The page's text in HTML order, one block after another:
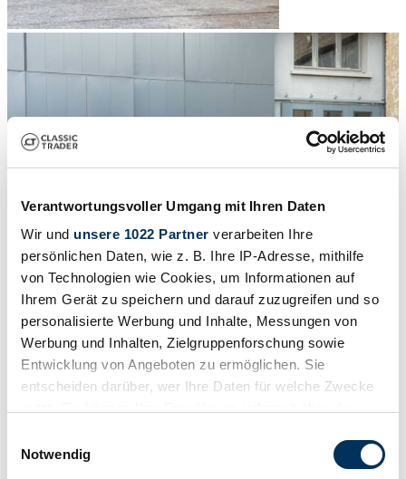
Verantwortungsvoller Umgang mit Ihren Daten
Wir und unsere 1022 Partner verarbeiten Ihre
persönlichen Daten, wie z. B. Ihre IP-Adresse, mithilfe
von Technologien wie Cookies, um Informationen auf
Ihrem Gerät zu speichern und darauf zuzugreifen und so
personalisierte Werbung und Inhalte, Messungen von
Werbung und Inhalten, Zielgruppenforschung sowie
Entwicklung von Angeboten zu ermöglichen. Sie
entscheiden darüber, wer Ihre Daten für welche Zwecke
Trigger Symbol ändern oder widerrufen
Notwendig
1969 | Aston Martin DBS Vantage
Aston Martin DBS Vantage